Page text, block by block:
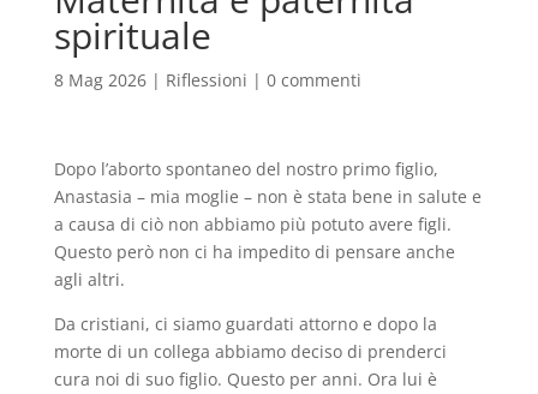
spirituale
8 Mag 2026| Riflessioni | 0 commenti
Dopo l’aborto spontaneo del nostro primo figlio,
Anastasia – mia moglie – non è stata bene in salute e
a causa di ciò non abbiamo più potuto avere figli.
Questo però non ci ha impedito di pensare anche
agli altri.
Da cristiani, ci siamo guardati attorno e dopo la
morte di un collega abbiamo deciso di prenderci
cura noi di suo figlio. Questo per anni. Ora lui è